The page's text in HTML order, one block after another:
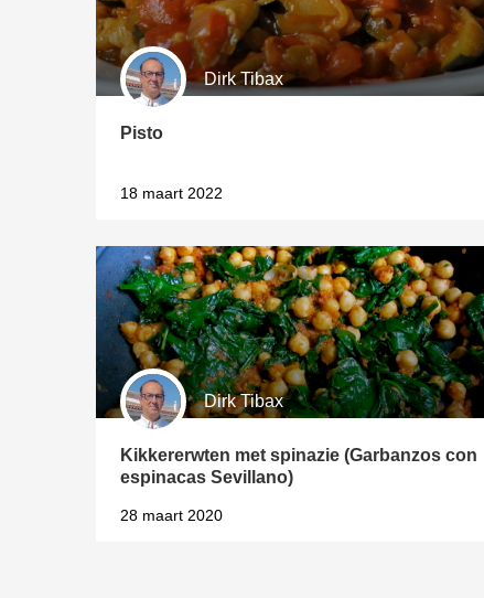
Dirk Tibax
Pisto
18 maart 2022
Dirk Tibax
Kikkererwten met spinazie (Garbanzos con
espinacas Sevillano)
28 maart 2020